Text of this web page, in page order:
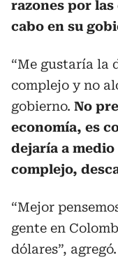
razones por
cabo en su
“Me gustaría la
complejo y no
gobierno. No
economía, es
dejaría a medio
complejo,
“Mejor
gente en
dólares”, agregó.